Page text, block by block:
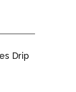
Drip